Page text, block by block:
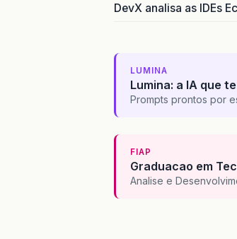
DevX analisa as IDEs
LUMINA
Lumina: a IA que
Prompts prontos por
FIAP
Graduacao em
Analise e